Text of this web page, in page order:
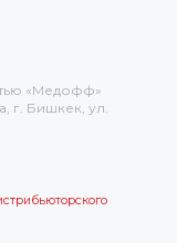
«Медофф»
г. Бишкек, ул.